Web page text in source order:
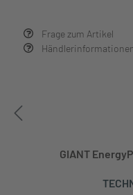
Frage zum Artikel
GIANT